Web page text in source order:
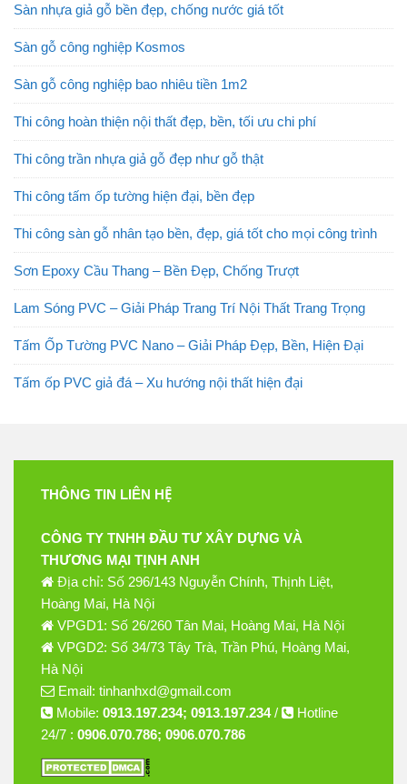
Sàn nhựa giả gỗ bền đẹp, chống nước giá tốt
Sàn gỗ công nghiệp Kosmos
Sàn gỗ công nghiệp bao nhiêu tiền 1m2
Thi công hoàn thiện nội thất đẹp, bền, tối ưu chi phí
Thi công trần nhựa giả gỗ đẹp như gỗ thật
Thi công tấm ốp tường hiện đại, bền đẹp
Thi công sàn gỗ nhân tạo bền, đẹp, giá tốt cho mọi công trình
Sơn Epoxy Cầu Thang – Bền Đẹp, Chống Trượt
Lam Sóng PVC – Giải Pháp Trang Trí Nội Thất Trang Trọng
Tấm Ốp Tường PVC Nano – Giải Pháp Đẹp, Bền, Hiện Đại
Tấm ốp PVC giả đá – Xu hướng nội thất hiện đại
THÔNG TIN LIÊN HỆ
CÔNG TY TNHH ĐẦU TƯ XÂY DỰNG VÀ
THƯƠNG MẠI TỊNH ANH
Địa chỉ: Số 296/143 Nguyễn Chính, Thịnh Liệt,
Hoàng Mai, Hà Nội
VPGD1: Số 26/260 Tân Mai, Hoàng Mai, Hà Nội
VPGD2: Số 34/73 Tây Trà, Trần Phú, Hoàng Mai,
Hà Nội
Email: tinhanhxd@gmail.com
Mobile: 0913.197.234; 0913.197.234/
Hotline
24/7 : 0906.070.786; 0906.070.786